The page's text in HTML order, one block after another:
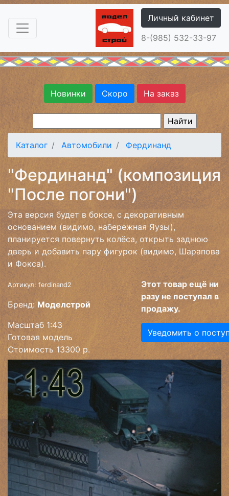
Личный кабинет
8-(985) 532-33-97
Новинки Скоро На заказ
Каталог Автомобили Фердинанд
"Фердинанд" (композиция
"После погони")
Эта версия будет в боксе, с декоративным
основанием (видимо, набережная Яузы),
планируется повернуть колёса, открыть заднюю
дверь и добавить пару фигурок (видимо, Шарапова
и Фокса).
Артикул: ferdinand2
Бренд: Моделстрой
Масштаб 1:43
Готовая модель
Стоимость 13300 р.
Этот товар ещё ни
разу не поступал в
продажу.
Уведомить о